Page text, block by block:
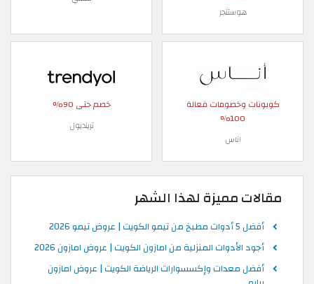
هوستنجر
كوبونات وخصومات فعالة
100%
اناس
خصم حتى 90%
ترينديول
مقالات مميزة لهذا الشهر
أفضل 5 أدوات مطبخ من تيمو الكويت | عروض تيمو 2026
أجود الأدوات المنزلية من امازون الكويت | عروض امازون 2026
أفضل معدات وإكسسوارات الرياضة الكويت | عروض امازون